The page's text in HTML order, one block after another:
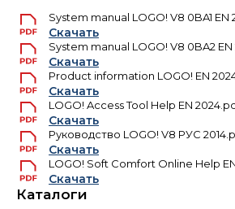
System manual LOGO! V8 0BA1 EN
Скачать
System manual LOGO! V8 0BA2
Скачать
Product information LOGO! EN
Скачать
LOGO! Access Tool Help EN
Скачать
Руководство LOGO! V8 РУС
Скачать
LOGO! Soft Comfort Online Help
Скачать
Каталоги